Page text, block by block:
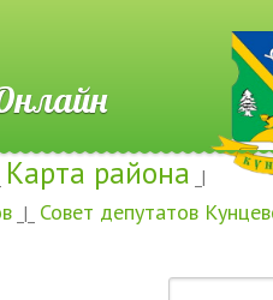
Онлайн
Карта района _|
_|_ Совет депутатов